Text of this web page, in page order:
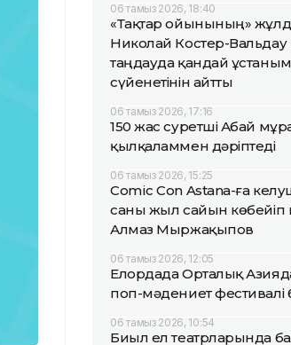
06 тамыз 2026, 18:40
«Тақтар ойынының»
Николай Костер-Вальдау
таңдауда қандай
сүйенетінін айтты
06 тамыз 2026, 17:16
150 жас суретші Абай
қылқаламмен дәріптеді
06 тамыз 2026, 15:25
Comic Con Astana-ға
саны жыл сайын көбейіп
Алмаз Мыржақыпов
06 тамыз 2026, 12:05
Елордада Орталық
поп-мәдениет фестивалі
06 тамыз 2026, 10:54
Биыл ел театрларында